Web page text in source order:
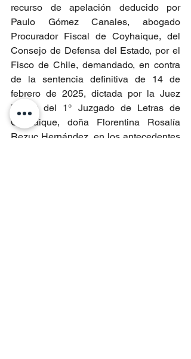
recurso de apelación deducido por
Paulo Gómez Canales, abogado
Procurador Fiscal de Coyhaique, del
Consejo de Defensa del Estado, por el
Fisco de Chile, demandado, en contra
de la sentencia definitiva de 14 de
febrero de 2025, dictada por la Juez
Titular del 1° Juzgado de Letras de
Coyhaique, doña Florentina Rosalía
Rezuc Hernández, en los antecedentes